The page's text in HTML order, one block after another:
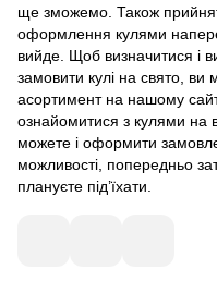
ще зможемо. Також
оформлення кулями
вийде. Щоб визначитися і
замовити кулі на свято, ви
асортимент на нашому
ознайомитися з кулями на
можете і оформити
можливості, попередньо
плануєте під’їхати.